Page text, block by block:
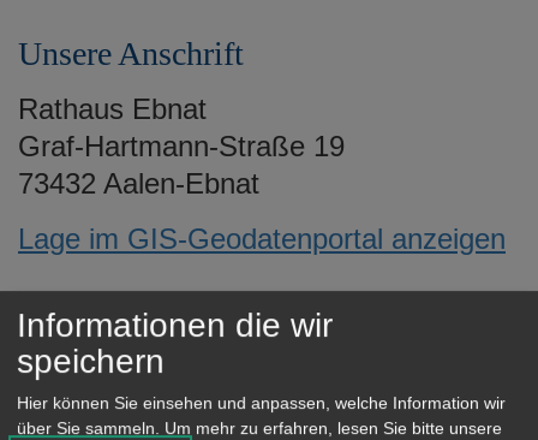
Unsere Anschrift
Rathaus Ebnat
Graf-Hartmann-Straße 19
73432 Aalen-Ebnat
Lage im GIS-Geodatenportal anzeigen
Öffnungszeiten
Termine nach Vereinbarung:
Informationen die wir
speichern
Hier können Sie einsehen und anpassen, welche Information wir
über Sie sammeln. Um mehr zu erfahren, lesen Sie bitte unsere